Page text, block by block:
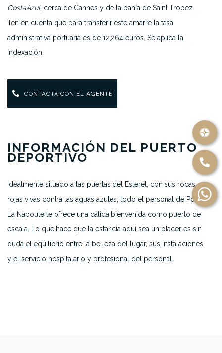
CostaAzul, cerca de Cannes y de la bahía de Saint Tropez.
Ten en cuenta que para transferir este amarre la tasa
administrativa portuaria es de 12,264 euros. Se aplica la
indexación.
CONTACTA CON EL AGENTE
INFORMACIÓN DEL PUERTO
DEPORTIVO
Idealmente situado a las puertas del Esterel, con sus rocas
rojas vivas contra las aguas azules, todo el personal de Port
La Napoule te ofrece una cálida bienvenida como puerto de
escala. Lo que hace que la estancia aquí sea un placer es sin
duda el equilibrio entre la belleza del lugar, sus instalaciones
y el servicio hospitalario y profesional del personal.